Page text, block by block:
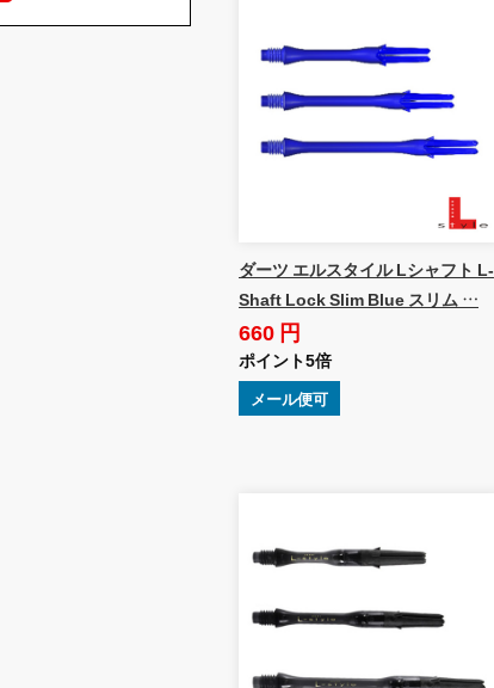
ダーツ エルスタイル Lシャフト L-
Shaft Lock Slim Blue スリム …
660 円
ポイント5倍
メール便可